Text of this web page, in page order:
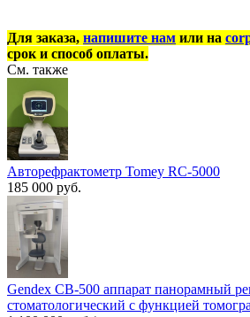
Для заказа, напишите нам или на
срок и способ оплаты.
См. также
Авторефрактометр Tomey RC-5000
185 000 руб.
Gendex CB-500 аппарат панорамный
стоматологический с функцией